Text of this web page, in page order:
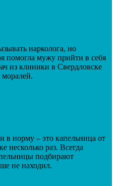
нарколога, но
помогла мужу прийти в себя
из клиники в Свердловске
моралей.
норму – это капельница от
несколько раз. Всегда
подбирают
не находил.